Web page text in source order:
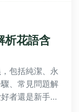
析花語含
包括純潔、永
、常見問題解
者還是新手，